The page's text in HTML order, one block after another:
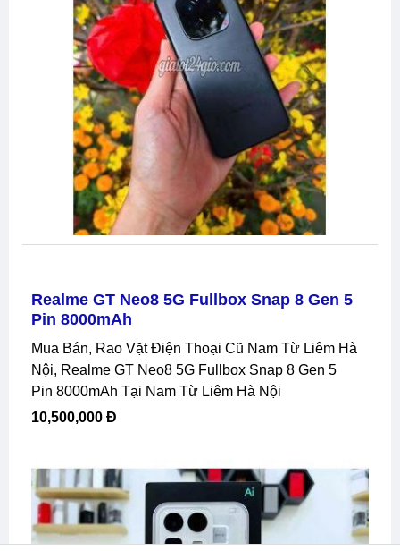
Realme GT Neo8 5G Fullbox Snap 8 Gen 5
Pin 8000mAh
Mua Bán, Rao Vặt Điện Thoại Cũ Nam Từ Liêm Hà
Nội, Realme GT Neo8 5G Fullbox Snap 8 Gen 5
Pin 8000mAh Tại Nam Từ Liêm Hà Nội
10,500,000 Đ